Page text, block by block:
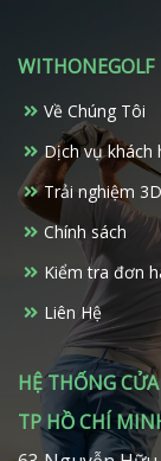
WITHONEGOLF
Về Chúng Tôi
Dịch vụ khách
Trải nghiệm 3D
Chính sách
Kiểm tra đơn
Liên Hệ
HỆ THỐNG
TP HỒ CHÍ